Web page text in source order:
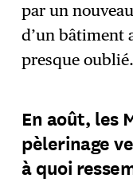
par un
d’un bâtiment
presque
En août, les
pèlerinage
à quoi